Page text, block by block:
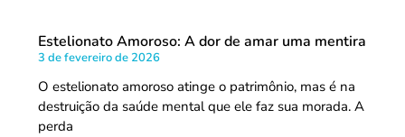
Estelionato Amoroso: A dor de amar uma mentira
3 de fevereiro de 2026
O estelionato amoroso atinge o patrimônio, mas é na
destruição da saúde mental que ele faz sua morada. A
perda